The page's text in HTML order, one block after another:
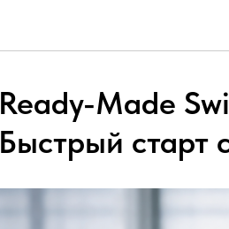
Ready-Made
Быстрый старт